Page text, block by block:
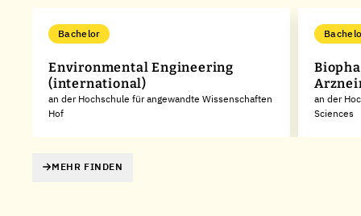
Bachelor
Environmental Engineering
(international)
an der Hochschule für angewandte Wissenschaften
Hof
an der
Sciences
MEHR FINDEN